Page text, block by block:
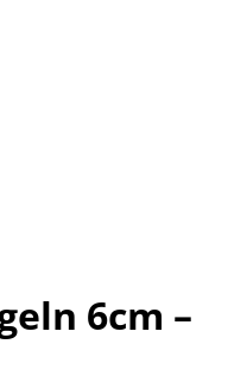
6cm –